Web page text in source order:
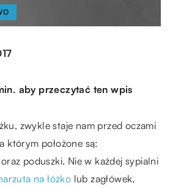
aby przeczytać ten wpis
zwykle staje nam przed oczami
którym położone są:
poduszki. Nie w każdej sypialni
na łóżko lub zagłówek,